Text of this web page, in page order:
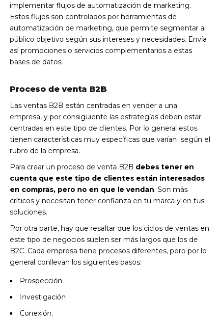
implementar flujos de automatización de marketing.
Estos flujos son controlados por herramientas de
automatización de marketing, que permite segmentar al
público objetivo según sus intereses y necesidades. Envía
así promociones o servicios complementarios a estas
bases de datos.
Proceso de venta B2B
Las ventas B2B están centradas en vender a una
empresa, y por consiguiente las estrategías deben estar
centradas en este tipo de clientes. Por lo general estos
tienen características muy específicas que varían según el
rubro de la empresa.
Para crear un proceso de venta B2B debes tener en
cuenta que este tipo de clientes están interesados
en compras, pero no en que le vendan. Son más
críticos y necesitan tener confianza en tu marca y en tus
soluciones.
Por otra parte, hay que resaltar que los ciclos de ventas en
este tipo de negocios suelen ser más largos que los de
B2C. Cada empresa tiene procesos diferentes, pero por lo
general conllevan los siguientes pasos:
Prospección.
Investigación
Conexión.